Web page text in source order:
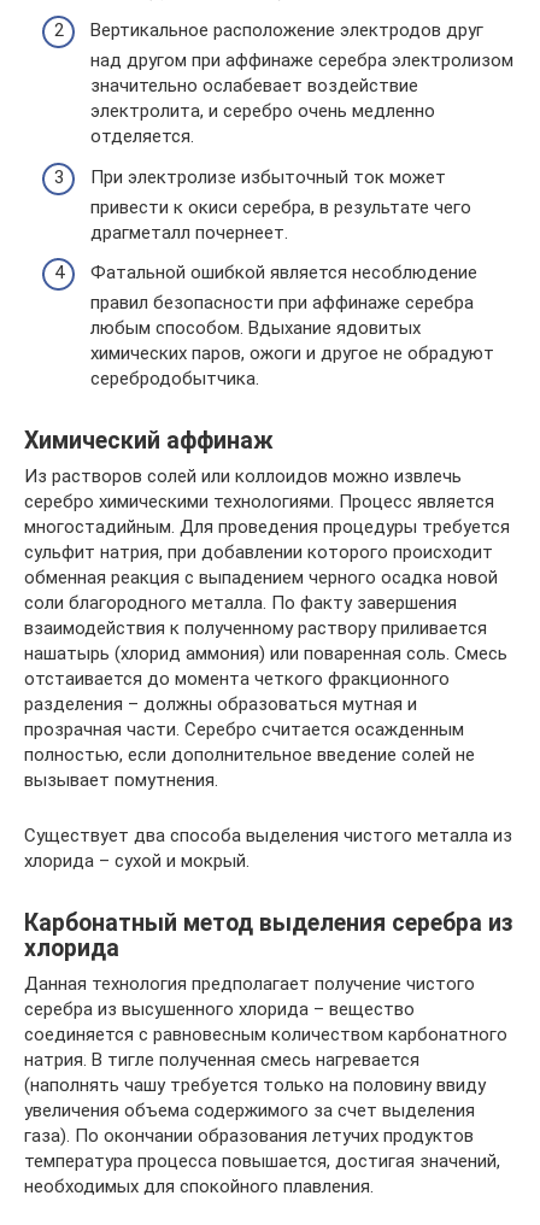
Вертикальное расположение электродов друг
над другом при аффинаже серебра электролизом
значительно ослабевает воздействие
электролита, и серебро очень медленно
отделяется.
При электролизе избыточный ток может
привести к окиси серебра, в результате чего
драгметалл почернеет.
Фатальной ошибкой является несоблюдение
правил безопасности при аффинаже серебра
любым способом. Вдыхание ядовитых
химических паров, ожоги и другое не обрадуют
серебродобытчика.
Химический аффинаж
Из растворов солей или коллоидов можно извлечь
серебро химическими технологиями. Процесс является
многостадийным. Для проведения процедуры требуется
сульфит натрия, при добавлении которого происходит
обменная реакция с выпадением черного осадка новой
соли благородного металла. По факту завершения
взаимодействия к полученному раствору приливается
нашатырь (хлорид аммония) или поваренная соль. Смесь
отстаивается до момента четкого фракционного
разделения – должны образоваться мутная и
прозрачная части. Серебро считается осажденным
полностью, если дополнительное введение солей не
вызывает помутнения.
Существует два способа выделения чистого металла из
хлорида – сухой и мокрый.
Карбонатный метод выделения серебра из
хлорида
Данная технология предполагает получение чистого
серебра из высушенного хлорида – вещество
соединяется с равновесным количеством карбонатного
натрия. В тигле полученная смесь нагревается
(наполнять чашу требуется только на половину ввиду
увеличения объема содержимого за счет выделения
газа). По окончании образования летучих продуктов
температура процесса повышается, достигая значений,
необходимых для спокойного плавления.